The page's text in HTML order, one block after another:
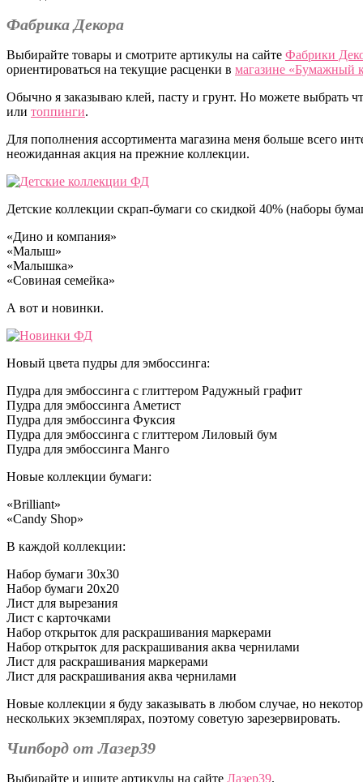
Фабрика Декора
Выбирайте товары и смотрите артикулы на сайте Фабрики
ориентироваться на текущие расценки в магазине «Бумажный
Обычно я заказываю клей, пасту и грунт. Но можете выбрать
или топпинги.
Для пополнения ассортимента магазина меня больше всего
неожиданная акция на прежние коллекции.
Детские коллекции скрап-бумаги со скидкой 40% (наборы
«Дино и компания»
«Малыш»
«Малышка»
«Совиная семейка»
А вот и новинки.
Новый цвета пудры для эмбоссинга:
Пудра для эмбоссинга с глиттером Радужный графит
Пудра для эмбоссинга Аметист
Пудра для эмбоссинга Фуксия
Пудра для эмбоссинга с глиттером Лиловый бум
Пудра для эмбоссинга Манго
Новые коллекции бумаги:
«Brilliant»
«Candy Shop»
В каждой коллекции:
Набор бумаги 30х30
Набор бумаги 20х20
Лист для вырезания
Лист с карточками
Набор открыток для раскрашивания маркерами
Набор открыток для раскрашивания аква чернилами
Лист для раскрашивания маркерами
Лист для раскрашивания аква чернилами
Новые коллекции я буду заказывать в любом случае, но
нескольких экземплярах, поэтому советую зарезервировать.
Чипборд от Лазер39
Выбирайте и ищите артикулы на сайте Лазер39.